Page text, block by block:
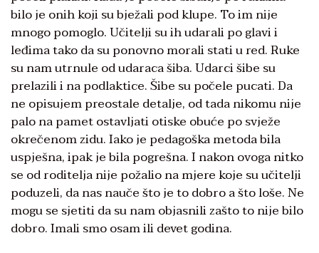
bilo je onih koji su bježali pod klupe. To im nije
mnogo pomoglo. Učitelji su ih udarali po glavi i
leđima tako da su ponovno morali stati u red. Ruke
su nam utrnule od udaraca šiba. Udarci šibe su
prelazili i na podlaktice. Šibe su počele pucati. Da
ne opisujem preostale detalje, od tada nikomu nije
palo na pamet ostavljati otiske obuće po svježe
okrečenom zidu. Iako je pedagoška metoda bila
uspješna, ipak je bila pogrešna. I nakon ovoga nitko
se od roditelja nije požalio na mjere koje su učitelji
poduzeli, da nas nauče što je to dobro a što loše. Ne
mogu se sjetiti da su nam objasnili zašto to nije bilo
dobro. Imali smo osam ili devet godina.